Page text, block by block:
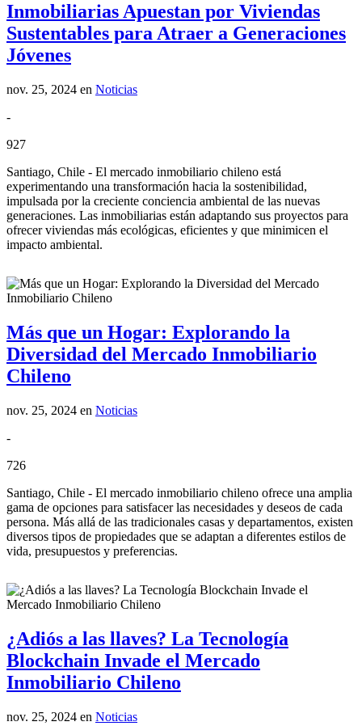
Inmobiliarias Apuestan por Viviendas
Sustentables para Atraer a Generaciones
Jóvenes
nov. 25, 2024 en Noticias
-
927
Santiago, Chile - El mercado inmobiliario chileno está
experimentando una transformación hacia la sostenibilidad,
impulsada por la creciente conciencia ambiental de las nuevas
generaciones. Las inmobiliarias están adaptando sus proyectos para
ofrecer viviendas más ecológicas, eficientes y que minimicen el
impacto ambiental.
Más que un Hogar: Explorando la
Diversidad del Mercado Inmobiliario
Chileno
nov. 25, 2024 en Noticias
-
726
Santiago, Chile - El mercado inmobiliario chileno ofrece una amplia
gama de opciones para satisfacer las necesidades y deseos de cada
persona. Más allá de las tradicionales casas y departamentos, existen
diversos tipos de propiedades que se adaptan a diferentes estilos de
vida, presupuestos y preferencias.
¿Adiós a las llaves? La Tecnología
Blockchain Invade el Mercado
Inmobiliario Chileno
nov. 25, 2024 en Noticias